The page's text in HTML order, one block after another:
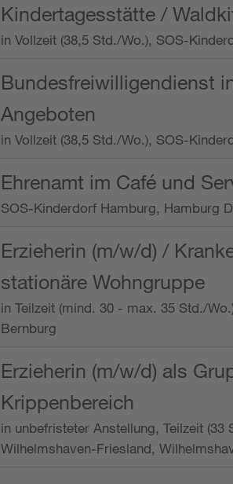
Kindertagesstätte /
in Vollzeit (38,5 Std./Wo.), SOS-
Bundesfreiwilligendienst
Angeboten
in Vollzeit (38,5 Std./Wo.), SOS-
Ehrenamt im Café und
SOS-Kinderdorf Hamburg, Hamburg
Erzieherin (m/w/d) /
stationäre Wohngruppe
in Teilzeit (mind. 30 - max. 35 Std./
Bernburg
Erzieherin (m/w/d) als
Krippenbereich
in unbefristeter Anstellung, Teilzeit
Wilhelmshaven-Friesland,